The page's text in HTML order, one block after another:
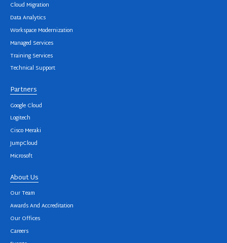
Cloud Migration
Data Analytics
Workspace Modernization
Managed Services
Training Services
Technical Support
Partners
Google Cloud
Logitech
Cisco Meraki
JumpCloud
Microsoft
About Us
Our Team
Awards And Accreditation
Our Offices
Careers